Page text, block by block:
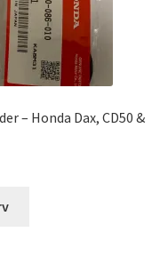
– Honda Dax, CD50 &